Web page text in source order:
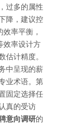
过多的属性
降，建议控
率平衡，
效率设计方
计精度。
中呈现的薪
业术语。第
固定选择任
真的受访
意向调研的